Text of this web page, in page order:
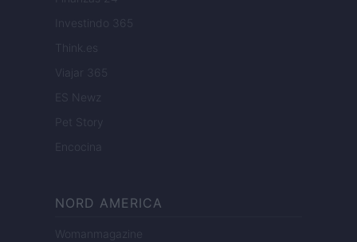
Investindo 365
Think.es
Viajar 365
ES Newz
Pet Story
Encocina
NORD AMERICA
Womanmagazine